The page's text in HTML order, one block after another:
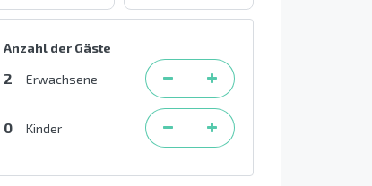
Anzahl der Gäste
2 Erwachsene
0 Kinder